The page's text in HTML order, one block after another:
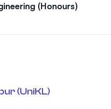
(Honours)
(UniKL)